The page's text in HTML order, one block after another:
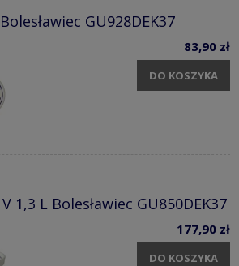
GU928DEK37
83,90 zł
DO KOSZYKA
1,3 L Bolesławiec GU850DEK37
177,90 zł
DO KOSZYKA